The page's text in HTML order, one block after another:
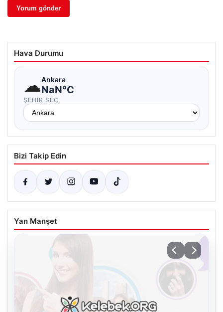
Hava Durumu
☁Ankara
NaN°C
ŞEHIR SEÇ
Bizi Takip Edin
Yan Manşet